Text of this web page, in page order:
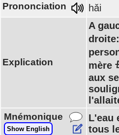
Prononciation hǎi
Explication
A
mère
aux
Mnémonique
Show English
L'eau
tous